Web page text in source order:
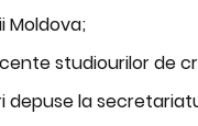
Moldova;
studiourilor de
la